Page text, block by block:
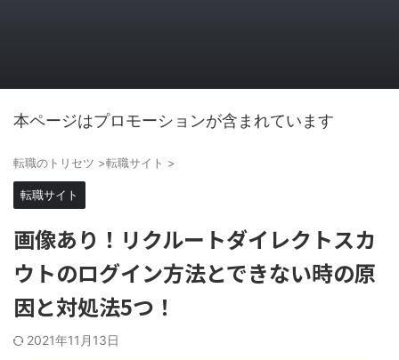
本ページはプロモーションが含まれています
転職のトリセツ >転職サイト >
転職サイト
画像あり！リクルートダイレクトスカ
ウトのログイン方法とできない時の原
因と対処法5つ！
2021年11月13日